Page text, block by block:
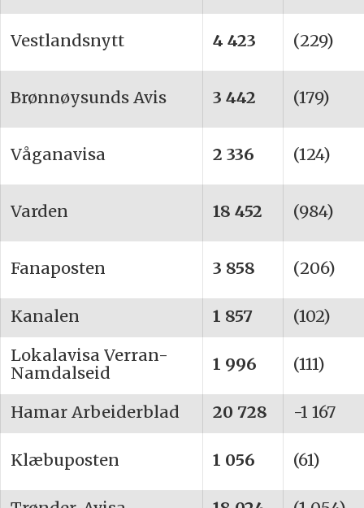
Vestlandsnytt 4 423 (229)
Brønnøysunds Avis 3 442 (179)
Våganavisa 2 336 (124)
Varden 18 452 (984)
Fanaposten 3 858 (206)
Kanalen 1 857
(102)
Lokalavisa Verran-
Namdalseid
1 996 (111)
Hamar Arbeiderblad 20 728 -1 167
Klæbuposten 1 056 (61)